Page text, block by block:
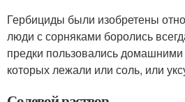
Гербициды были изобретены
люди с сорняками боролись
предки пользовались
которых лежали или соль, или